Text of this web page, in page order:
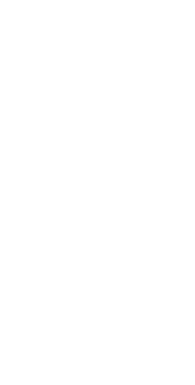
了承ください。
をご了承くださ
ようお願いしま
にご登録され
とをご了承くだ
ず変更すること
下、フタル酸ジブチ
) : 1000ppm、
、
ない年数を意
可)を取得する
要な手段を講じ
これらの製造装
通知します。
、取り引きをい
ムロン制御